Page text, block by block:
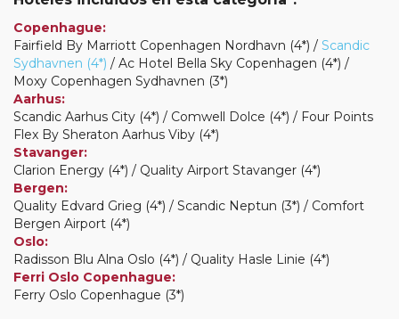
Copenhague:
Fairfield By Marriott Copenhagen Nordhavn (4*) / Scandic
Sydhavnen (4*) / Ac Hotel Bella Sky Copenhagen (4*) /
Moxy Copenhagen Sydhavnen (3*)
Aarhus:
Scandic Aarhus City (4*) / Comwell Dolce (4*) / Four Points
Flex By Sheraton Aarhus Viby (4*)
Stavanger:
Clarion Energy (4*) / Quality Airport Stavanger (4*)
Bergen:
Quality Edvard Grieg (4*) / Scandic Neptun (3*) / Comfort
Bergen Airport (4*)
Oslo:
Radisson Blu Alna Oslo (4*) / Quality Hasle Linie (4*)
Ferri Oslo Copenhague:
Ferry Oslo Copenhague (3*)